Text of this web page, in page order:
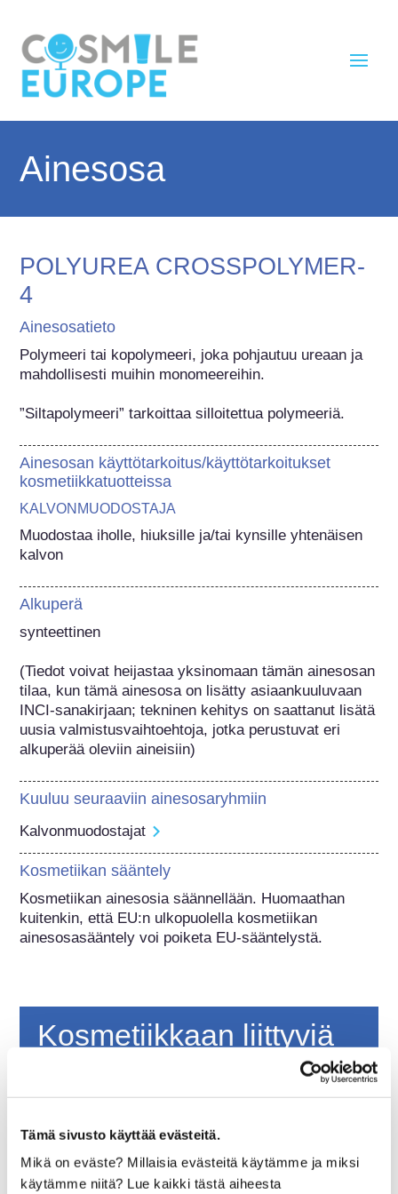
Tämä sivusto käyttää evästeitä.
Mikä on eväste? Millaisia evästeitä käytämme ja miksi
käytämme niitä? Lue kaikki tästä aiheesta
Ainesosa
POLYUREA CROSSPOLYMER-
4
Ainesosatieto
Polymeeri tai kopolymeeri, joka pohjautuu ureaan ja
mahdollisesti muihin monomeereihin.
”Siltapolymeeri” tarkoittaa silloitettua polymeeriä.
Ainesosan käyttötarkoitus/käyttötarkoitukset
kosmetiikkatuotteissa
KALVONMUODOSTAJA
Muodostaa iholle, hiuksille ja/tai kynsille yhtenäisen
kalvon
Alkuperä
synteettinen
(Tiedot voivat heijastaa yksinomaan tämän ainesosan
tilaa, kun tämä ainesosa on lisätty asiaankuuluvaan
INCI-sanakirjaan; tekninen kehitys on saattanut lisätä
uusia valmistusvaihtoehtoja, jotka perustuvat eri
alkuperää oleviin aineisiin)
Kuuluu seuraaviin ainesosaryhmiin
Kalvonmuodostajat
Kosmetiikan sääntely
Kosmetiikan ainesosia säännellään. Huomaathan
kuitenkin, että EU:n ulkopuolella kosmetiikan
ainesosasääntely voi poiketa EU-sääntelystä.
Kosmetiikkaan liittyviä
varmistetaan Euroopassa?
Tiukalla lainsäädännöllä varmistetaan, että
Euroopan unionissa myytävänä olevat